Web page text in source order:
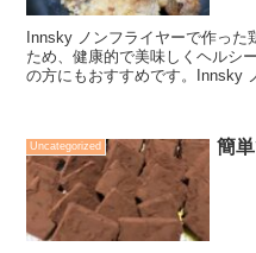
Innsky ノンフライヤーで作っ
ため、健康的で美味しくヘルシ
の方にもおすすめです。Innsky
Uncategorized 簡